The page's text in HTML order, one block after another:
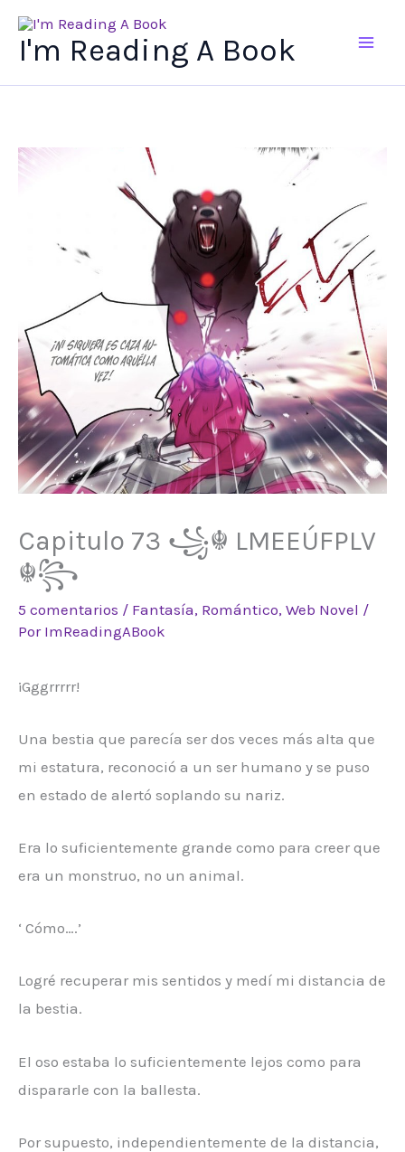
I'm Reading A Book
Capitulo 73 ꧁☬ LMEEÚFPLV
☬꧂
5 comentarios / Fantasía, Romántico, Web Novel /
Por ImReadingABook
¡Gggrrrrr!
Una bestia que parecía ser dos veces más alta que
mi estatura, reconoció a un ser humano y se puso
en estado de alertó soplando su nariz.
Era lo suficientemente grande como para creer que
era un monstruo, no un animal.
‘ Cómo….’
Logré recuperar mis sentidos y medí mi distancia de
la bestia.
El oso estaba lo suficientemente lejos como para
dispararle con la ballesta.
Por supuesto, independientemente de la distancia,